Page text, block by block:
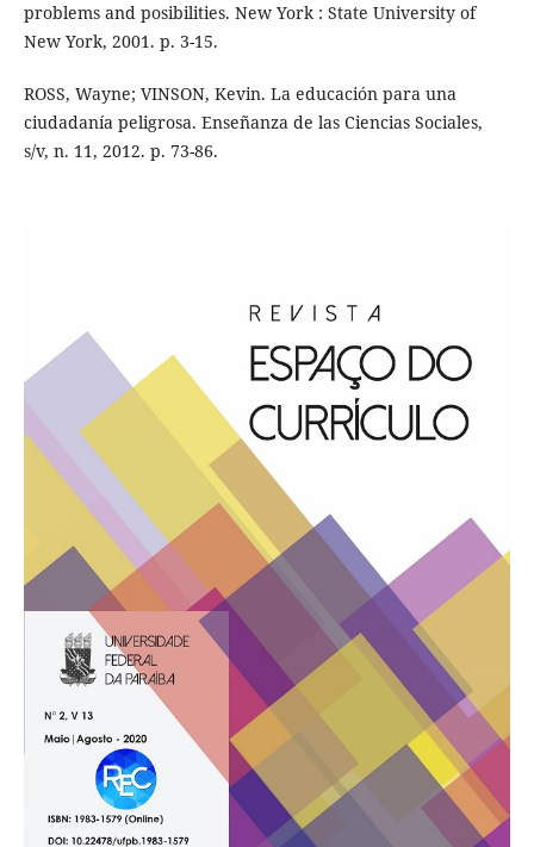
problems and posibilities. New York : State University of
New York, 2001. p. 3-15.
ROSS, Wayne; VINSON, Kevin. La educación para una
ciudadanía peligrosa. Enseñanza de las Ciencias Sociales,
s/v, n. 11, 2012. p. 73-86.